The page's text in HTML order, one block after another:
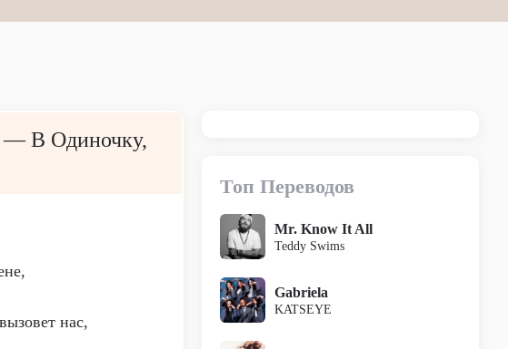
— В Одиночку,
нас,
Топ Переводов
Mr. Know It All
Teddy Swims
Gabriela
KATSEYE